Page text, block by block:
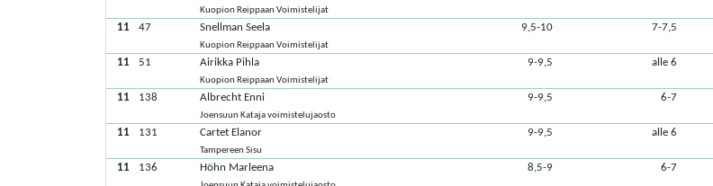
Kuopion Reippaan Voimistelijat
11 47 Snellman Seela
Kuopion Reippaan Voimistelijat
9,5-10 7-7,5
11 51 Airikka Pihla
Kuopion Reippaan Voimistelijat
9-9,5 alle 6
11 138 Albrecht Enni
Joensuun Kataja voimistelujaosto
9-9,5 6-7
11 131 Cartet Elanor
Tampereen Sisu
9-9,5 alle 6
11 136 Höhn Marleena 8,5-9 6-7